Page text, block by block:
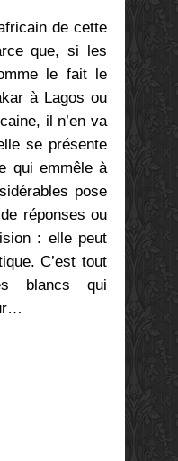
de cette
que, si les
le fait le
à Lagos ou
il n’en va
se présente
qui emmêle à
pose
réponses ou
: elle peut
C’est tout
blancs qui